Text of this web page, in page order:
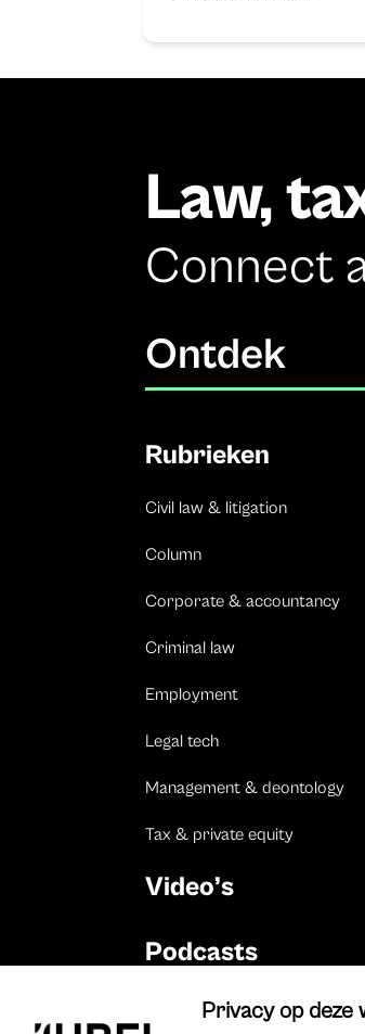
Law,
Connect
Ontdek
Rubrieken
Civil law & litigation
Column
Corporate & accountancy
Criminal law
Employment
Legal tech
Management & deontology
Tax & private equity
Video’s
Podcasts